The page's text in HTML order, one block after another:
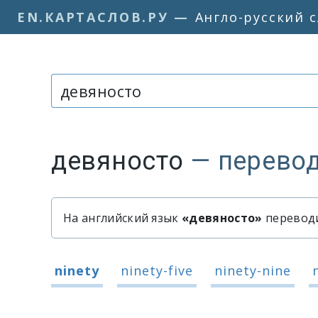
EN.КАРТАСЛОВ.РУ — Англо-русский
девяносто —
Быстрый перевод слова
На английский язык «девяносто»
Варианты перевода слова
ninety ninety-five ninety-nine